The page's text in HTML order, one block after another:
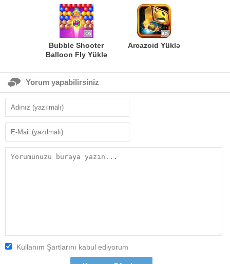
Bubble Shooter
Balloon Fly Yüklə
Arcazoid Yüklə
Yorum yapabilirsiniz
Kullanım Şartlarını kabul ediyorum